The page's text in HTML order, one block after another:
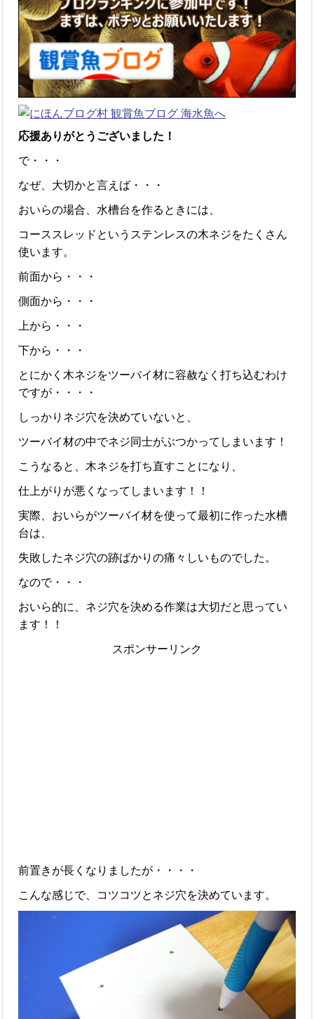
応援ありがとうございました！
で・・・
なぜ、大切かと言えば・・・
おいらの場合、水槽台を作るときには、
コーススレッドというステンレスの木ネジをたくさん
使います。
前面から・・・
側面から・・・
上から・・・
下から・・・
とにかく木ネジをツーバイ材に容赦なく打ち込むわけ
ですが・・・・
しっかりネジ穴を決めていないと、
ツーバイ材の中でネジ同士がぶつかってしまいます！
こうなると、木ネジを打ち直すことになり、
仕上がりが悪くなってしまいます！！
実際、おいらがツーバイ材を使って最初に作った水槽
台は、
失敗したネジ穴の跡ばかりの痛々しいものでした。
なので・・・
おいら的に、ネジ穴を決める作業は大切だと思ってい
ます！！
スポンサーリンク
前置きが長くなりましたが・・・・
こんな感じで、コツコツとネジ穴を決めています。